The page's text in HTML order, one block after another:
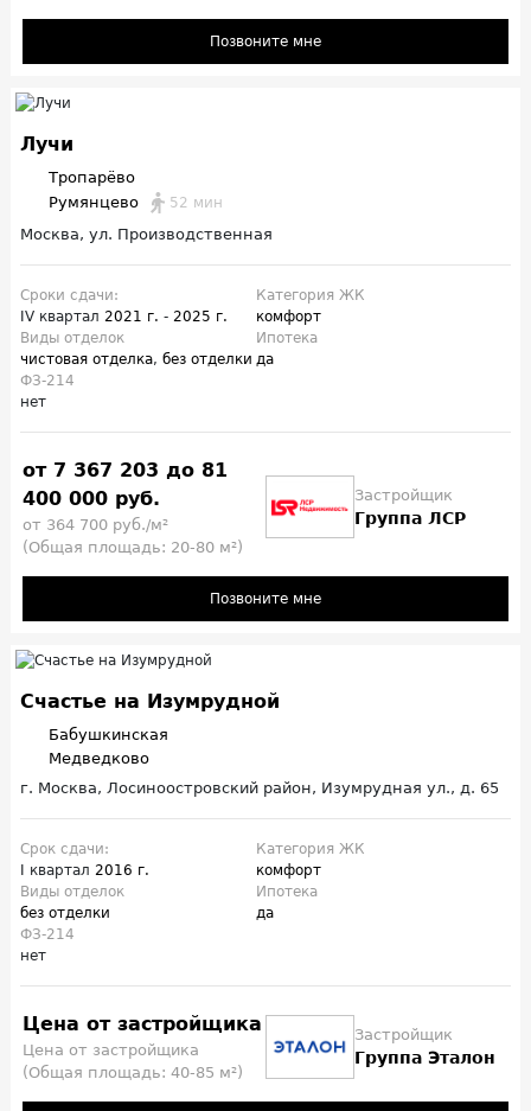
Позвоните мне
Лучи
Тропарёво
Румянцево
52 мин
Москва, ул. Производственная
Сроки сдачи:
IV квартал 2021 г. - 2025 г.
Категория ЖК
комфорт
Виды отделок
чистовая отделка, без отделки
Ипотека
да
ФЗ-214
нет
от 7 367 203 до 81
400 000 руб.
от 364 700 руб./м²
(Общая площадь: 20-80 м²)
Застройщик
Группа ЛСР
Позвоните мне
Счастье на Изумрудной
Бабушкинская
Медведково
г. Москва, Лосиноостровский район, Изумрудная ул., д. 65
Срок сдачи:
I квартал 2016 г.
Категория ЖК
комфорт
Виды отделок
без отделки
Ипотека
да
ФЗ-214
нет
Цена от застройщика
Цена от застройщика
(Общая площадь: 40-85 м²)
Застройщик
Группа Эталон